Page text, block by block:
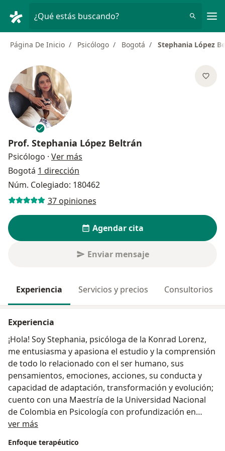
¿Qué estás buscando?
Página De Inicio Psicólogo Bogotá Stephania López
Prof. Stephania López Beltrán
Psicólogo · Ver más
Bogotá 1 dirección
Núm. Colegiado: 180462
37 opiniones
Agendar cita
Enviar mensaje
Experiencia Servicios y precios Consultorios
Experiencia
¡Hola! Soy Stephania, psicóloga de la Konrad Lorenz,
me entusiasma y apasiona el estudio y la comprensión
de todo lo relacionado con el ser humano, sus
pensamientos, emociones, acciones, su conducta y
capacidad de adaptación, transformación y evolución;
cuento con una Maestría de la Universidad Nacional
de Colombia en Psicología con profundización en
clínica, estoy certificada en terapia de aceptación y
actualmente estoy cursando una especialización en
ver más
Enfoque terapéutico